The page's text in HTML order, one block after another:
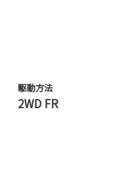
駆動方法
2WD FR